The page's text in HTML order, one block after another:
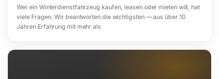
Wer ein Winterdienstfahrzeug kaufen, leasen oder mieten will, hat
viele Fragen. Wir beantworten die wichtigsten — aus über 10
Jahren Erfahrung mit mehr als